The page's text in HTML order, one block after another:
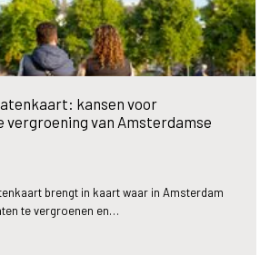
kansen voor
van Amsterdamse
brengt in kaart waar in Amsterdam
te vergroenen en…